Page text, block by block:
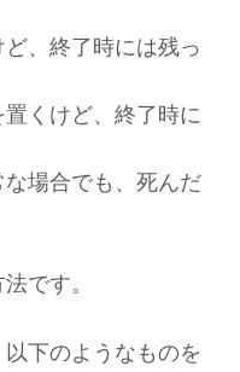
、終了時には残っ
くけど、終了時に
場合でも、死んだ
です。
下のようなものを